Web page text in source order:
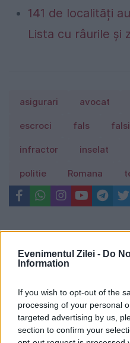
Evenimentul Zilei - Do
Information
If you wish to opt-out of the
processing of your personal
targeted advertising by us,
section to confirm your
141 de localități
Lista cu râurile și
asigurari avocat
escroci fals
infractor inselat
politie Romana